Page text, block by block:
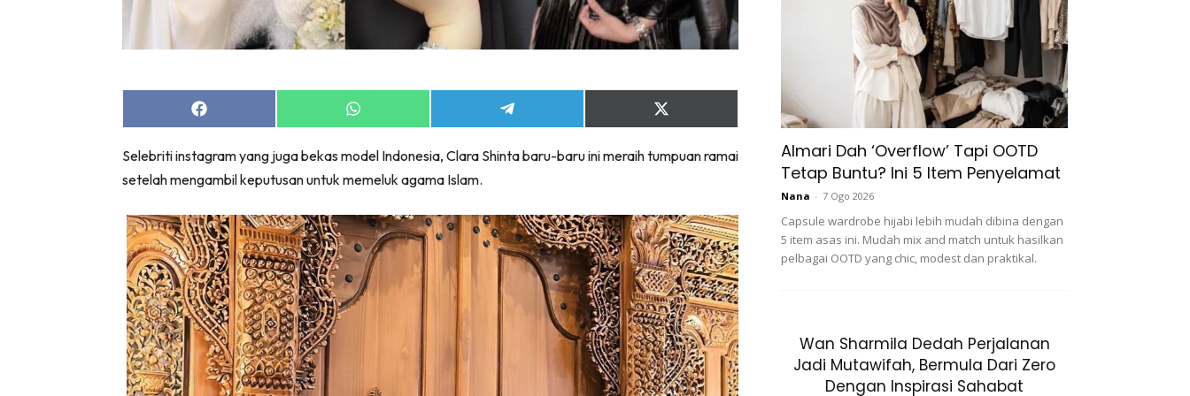
Share
on
Share
on
Share
on
Share
on
(Twitter)
Selebriti instagram yang juga bekas model Indonesia, Clara Shinta baru-baru ini meraih tumpuan ramai
setelah mengambil keputusan untuk memeluk agama Islam.
Almari Dah ‘Overflow’ Tapi OOTD
Tetap Buntu? Ini 5 Item Penyelamat
Nana - 7 Ogo 2026
Capsule wardrobe hijabi lebih mudah dibina dengan
5 item asas ini. Mudah mix and match untuk hasilkan
pelbagai OOTD yang chic, modest dan praktikal.
Wan Sharmila Dedah Perjalanan
Jadi Mutawifah, Bermula Dari Zero
Dengan Inspirasi Sahabat